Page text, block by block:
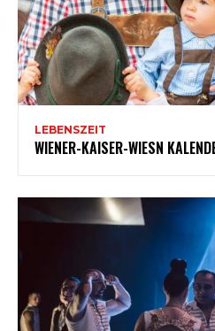
LEBENSZEIT
WIENER-KAISER-WIESN